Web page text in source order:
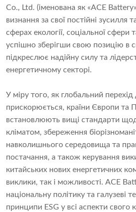
Co., Ltd. (іменована як «ACE
визнання за свої постійні зусилля
сферах екології, соціальної сфери
успішно зберігши свою позицію в
підкреслює надійну силу та
енергетичному секторі.
У міру того, як глобальний перехід
прискорюється, країни Європи та
встановлюють вищі стандарти
кліматом, збереження
навколишнього середовища та
постачання, а також керування
китайських нових енергетичних
виклики, так і можливості. ACE
національну політику та галузеві
принципи ESG у всі аспекти свого